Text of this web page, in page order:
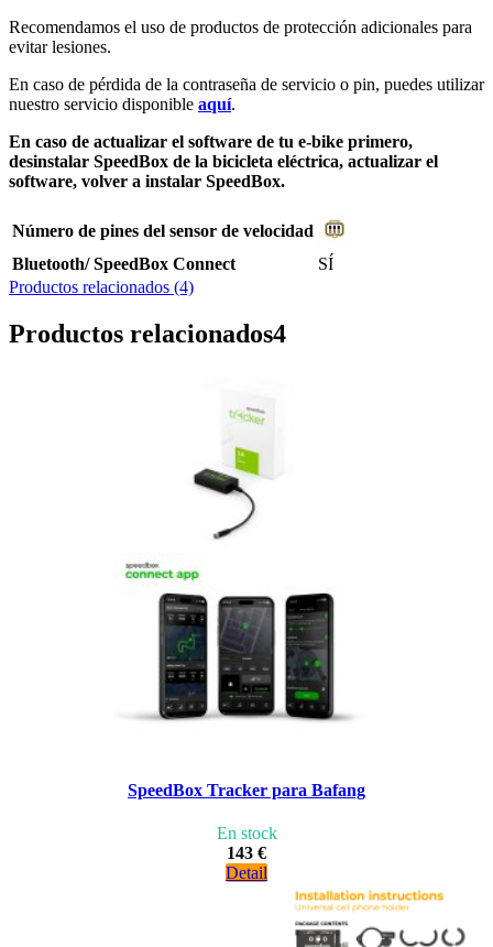
Recomendamos el uso de productos de protección adicionales para
evitar lesiones.
En caso de pérdida de la contraseña de servicio o pin, puedes utilizar
nuestro servicio disponible aquí.
En caso de actualizar el software de tu e-bike primero,
desinstalar SpeedBox de la bicicleta eléctrica, actualizar el
software, volver a instalar SpeedBox.
Número de pines del sensor de velocidad
Bluetooth/ SpeedBox Connect
SÍ
Productos relacionados (4)
Productos relacionados4
SpeedBox Tracker para Bafang
En stock
143 €
Detail